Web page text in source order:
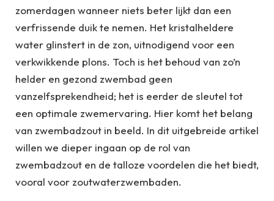
zomerdagen wanneer niets beter lijkt dan een
verfrissende duik te nemen. Het kristalheldere
water glinstert in de zon, uitnodigend voor een
verkwikkende plons. Toch is het behoud van zo’n
helder en gezond zwembad geen
vanzelfsprekendheid; het is eerder de sleutel tot
een optimale zwemervaring. Hier komt het belang
van zwembadzout in beeld. In dit uitgebreide artikel
willen we dieper ingaan op de rol van
zwembadzout en de talloze voordelen die het biedt,
vooral voor zoutwaterzwembaden.